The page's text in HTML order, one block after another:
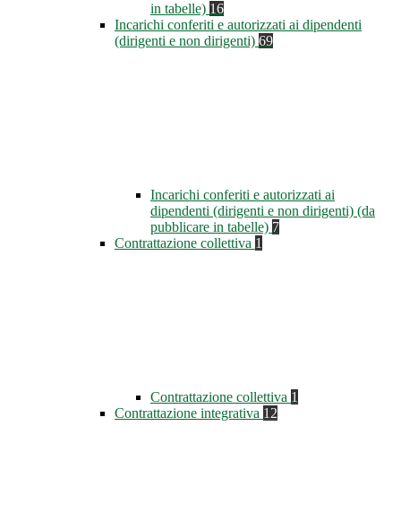
in tabelle) 16
Incarichi conferiti e autorizzati ai dipendenti
(dirigenti e non dirigenti) 69
Incarichi conferiti e autorizzati ai
dipendenti (dirigenti e non dirigenti) (da
pubblicare in tabelle) 7
Contrattazione collettiva 1
Contrattazione collettiva 1
Contrattazione integrativa 12